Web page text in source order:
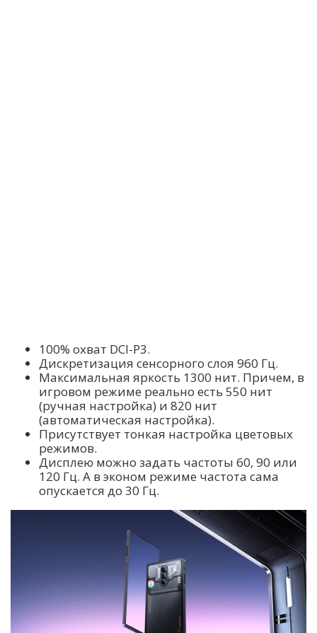
100% охват DCI-P3.
Дискретизация сенсорного слоя 960 Гц.
Максимальная яркость 1300 нит. Причем, в
игровом режиме реально есть 550 нит
(ручная настройка) и 820 нит
(автоматическая настройка).
Присутствует тонкая настройка цветовых
режимов.
Дисплею можно задать частоты 60, 90 или
120 Гц. А в эконом режиме частота сама
опускается до 30 Гц.